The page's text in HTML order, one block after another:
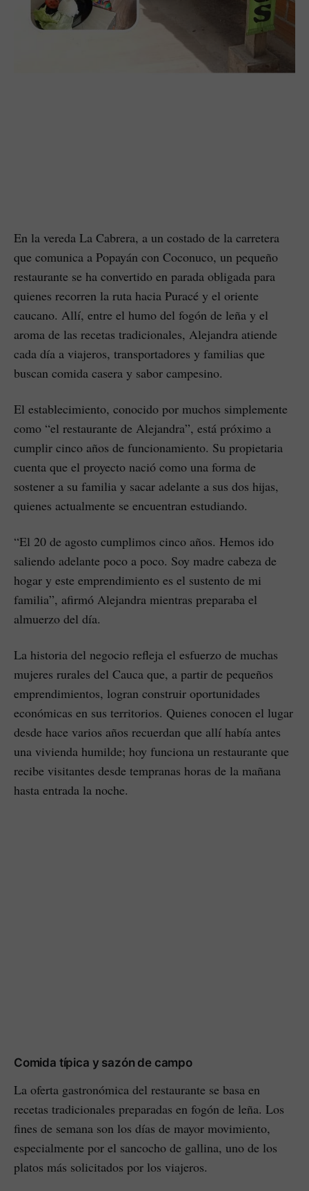
En la vereda La Cabrera, a un costado de la carretera
que comunica a Popayán con Coconuco, un pequeño
restaurante se ha convertido en parada obligada para
quienes recorren la ruta hacia Puracé y el oriente
caucano. Allí, entre el humo del fogón de leña y el
aroma de las recetas tradicionales, Alejandra atiende
cada día a viajeros, transportadores y familias que
buscan comida casera y sabor campesino.
El establecimiento, conocido por muchos simplemente
como “el restaurante de Alejandra”, está próximo a
cumplir cinco años de funcionamiento. Su propietaria
cuenta que el proyecto nació como una forma de
sostener a su familia y sacar adelante a sus dos hijas,
quienes actualmente se encuentran estudiando.
“El 20 de agosto cumplimos cinco años. Hemos ido
saliendo adelante poco a poco. Soy madre cabeza de
hogar y este emprendimiento es el sustento de mi
familia”, afirmó Alejandra mientras preparaba el
almuerzo del día.
La historia del negocio refleja el esfuerzo de muchas
mujeres rurales del Cauca que, a partir de pequeños
emprendimientos, logran construir oportunidades
económicas en sus territorios. Quienes conocen el lugar
desde hace varios años recuerdan que allí había antes
una vivienda humilde; hoy funciona un restaurante que
recibe visitantes desde tempranas horas de la mañana
hasta entrada la noche.
Comida típica y sazón de campo
La oferta gastronómica del restaurante se basa en
recetas tradicionales preparadas en fogón de leña. Los
fines de semana son los días de mayor movimiento,
especialmente por el sancocho de gallina, uno de los
platos más solicitados por los viajeros.